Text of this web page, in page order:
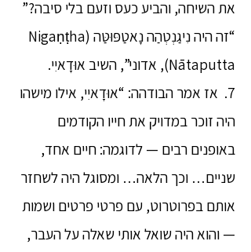
את השיחה, והביע כעס וזעם בלי סיבה?”
“זה היה נִיגַנְטְהַה נָאטַפּוּטַּה (Nigaṇṭha
Nātaputta), אדוני”, השיב אוּדָאיִי.
7. אז אמר הבודהה: “אוּדָאיִי, אילו מישהו
היה זוכר במדויק את חייו הקודמים
באופנים רבים — לדוגמה: חיים אחד,
שניים… וכך הלאה… ומסוגל היה לשחזר
אותם בפרוטרוט, עם פרטי פרטים ושמות
— והוא היה שואל אותי שאלה על העבר,